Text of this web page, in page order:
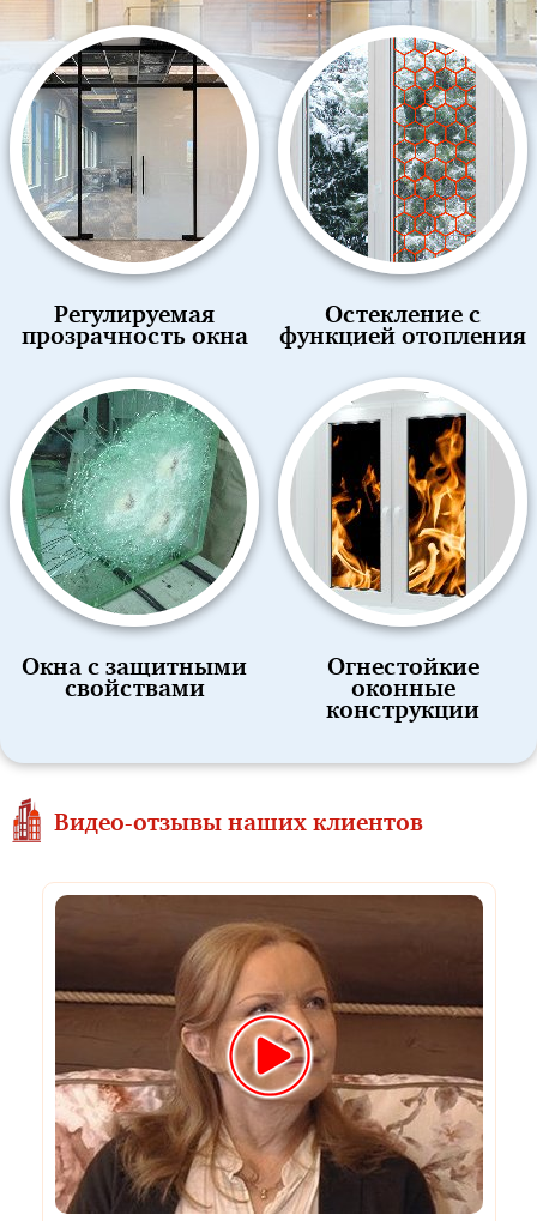
Регулируемая
прозрачность окна
Остекление с
функцией отопления
Окна с защитными
свойствами
Огнестойкие
оконные
конструкции
Видео-отзывы наших клиентов